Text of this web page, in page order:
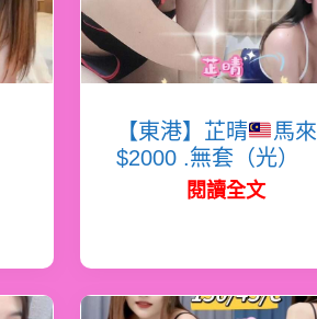
【東港】芷晴
馬來
$2000 .無套（光）
閱讀全文